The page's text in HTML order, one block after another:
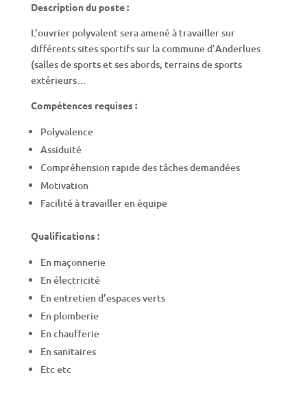
Description du poste :
L’ouvrier polyvalent sera amené à travailler sur
différents sites sportifs sur la commune d’Anderlues
(salles de sports et ses abords, terrains de sports
extérieurs…
Compétences requises :
Polyvalence
Assiduité
Compréhension rapide des tâches demandées
Motivation
Facilité à travailler en équipe
Qualifications :
En maçonnerie
En électricité
En entretien d’espaces verts
En plomberie
En chaufferie
En sanitaires
Etc etc